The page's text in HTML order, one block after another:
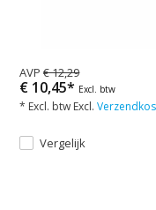
AVP€ 12,29
€ 10,45* Excl. btw
* Excl. btw Excl.
Vergelijk